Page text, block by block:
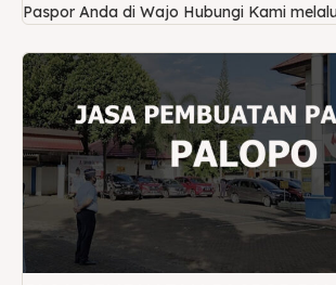
Paspor Anda di Wajo Hubungi Kami